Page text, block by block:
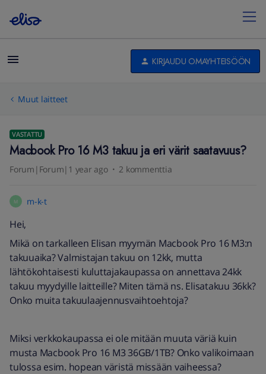
KIRJAUDU OMAYHTEISÖÖN
Muut laitteet
VASTATTU
Macbook Pro 16 M3 takuu ja eri värit saatavuus?
Forum|Forum|1 year ago 2 kommenttia
M m-k-t
Hei,
Mikä on tarkalleen Elisan myymän Macbook Pro 16 M3:n
takuuaika? Valmistajan takuu on 12kk, mutta
lähtökohtaisesti kuluttajakaupassa on annettava 24kk
takuu myydyille laitteille? Miten tämä ns. Elisatakuu 36kk?
Onko muita takuulaajennusvaihtoehtoja?
Miksi verkkokaupassa ei ole mitään muuta väriä kuin
musta Macbook Pro 16 M3 36GB/1TB? Onko valikoimaan
tulossa esim. hopean väristä missään vaiheessa?